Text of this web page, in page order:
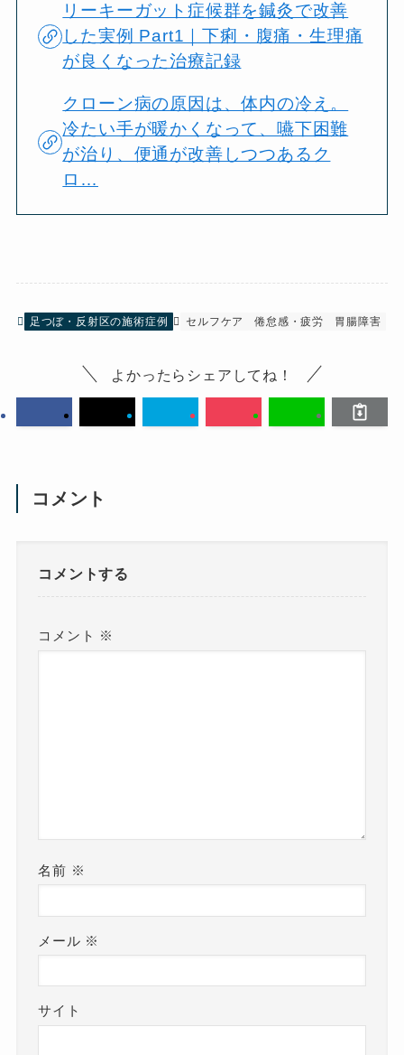
リーキーガット症候群を鍼灸で改善
した実例 Part1｜下痢・腹痛・生理痛
が良くなった治療記録
クローン病の原因は、体内の冷え。
冷たい手が暖かくなって、嚥下困難
が治り、便通が改善しつつあるク
ロ…
足つぼ・反射区の施術症例 セルフケア 倦怠感・疲労 胃腸障害
よかったらシェアしてね！
コメント
コメントする
コメント ※
名前 ※
メール ※
サイト